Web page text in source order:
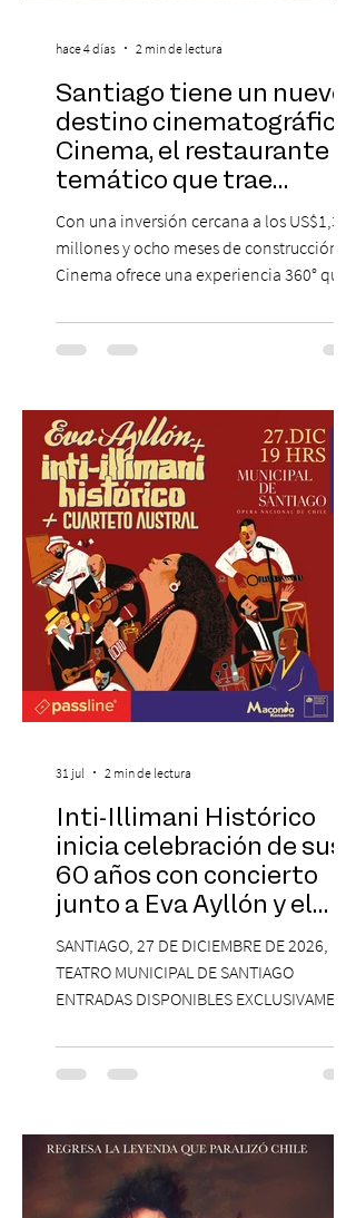
Santiago tiene un nuevo
destino cinematográfico:
Cinema, el restaurante
temático que trae
Hollywood a Chile
Con una inversión cercana a los US$1,3
millones y ocho meses de construcción,
Cinema ofrece una experiencia 360° que
cinematográfica y actores en vivo,
recreando algunos de los universos más
una nueva atracción a su oferta
gastronómica y turística con la apertura de
Cinema, un restaurante temático
inspirado en el concepto de un museo de
Hollywood, que promete transportar a sus
visitantes a distintos
hace 4 días 2 min de lectura
Inti-Illimani Histórico
inicia celebración de sus
60 años con concierto
junto a Eva Ayllón y el
Cuarteto Austral en el
Teatro Municipal de
Santiago
SANTIAGO, 27 DE DICIEMBRE DE 2026,
TEATRO MUNICIPAL DE SANTIAGO
ENTRADAS DISPONIBLES EXCLUSIVAMENTE
agrupación ícono de la Nueva Canción
Chilena conmemorará su legado de 60
19:00 horas, en el Teatro Municipal de
Santiago. La celebración reunirá a la
máxima exponente de la música popular
peruana, Eva Ayllón, al Cuarteto Austral y
31 jul 2 min de lectura